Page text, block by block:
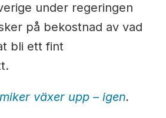
under regeringen
på bekostnad av vad
bli ett fint
växer upp – igen.